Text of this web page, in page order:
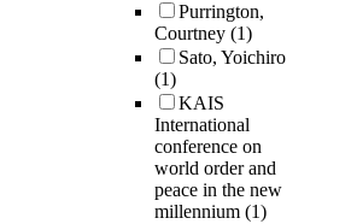
Purrington,
Courtney (1)
Sato, Yoichiro
(1)
KAIS
International
conference on
world order and
peace in the new
millennium (1)